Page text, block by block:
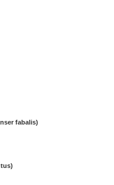
fabalis)